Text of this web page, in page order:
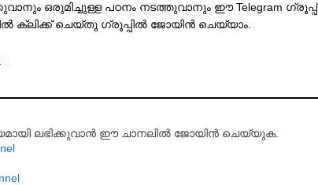
ഒരുമിച്ചുള്ള പഠനം നടത്തുവാനും ഈ Telegram ഗ്രൂപ്പ്
ക്ലിക്ക് ചെയ്തു ഗ്രൂപ്പിൽ ജോയിൻ ചെയ്യാം.
ലഭിക്കുവാൻ ഈ ചാനലിൽ ജോയിൻ ചെയ്യുക.